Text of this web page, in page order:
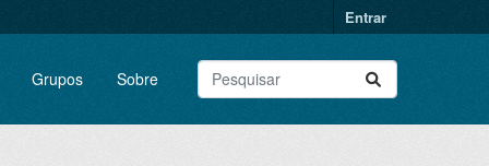
Entrar
Grupos Sobre